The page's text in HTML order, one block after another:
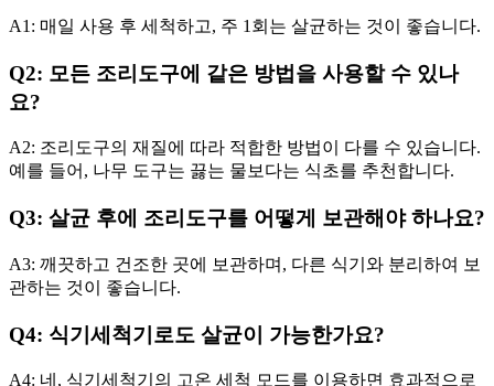
A1: 매일 사용 후 세척하고, 주 1회는 살균하는 것이 좋습니다.
Q2: 모든 조리도구에 같은 방법을 사용할 수 있나
요?
A2: 조리도구의 재질에 따라 적합한 방법이 다를 수 있습니다.
예를 들어, 나무 도구는 끓는 물보다는 식초를 추천합니다.
Q3: 살균 후에 조리도구를 어떻게 보관해야 하나요?
A3: 깨끗하고 건조한 곳에 보관하며, 다른 식기와 분리하여 보
관하는 것이 좋습니다.
Q4: 식기세척기로도 살균이 가능한가요?
A4: 네, 식기세척기의 고온 세척 모드를 이용하면 효과적으로